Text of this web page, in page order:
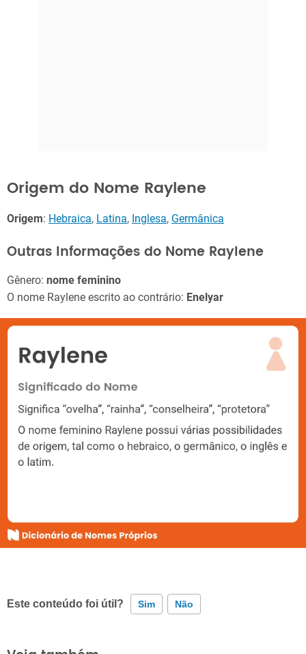
Origem do Nome Raylene
Origem: Hebraica, Latina, Inglesa, Germânica
Outras Informações do Nome Raylene
Gênero: nome feminino
O nome Raylene escrito ao contrário: Enelyar
Este conteúdo foi útil? Sim Não
Este conteúdo contém informação incorreta